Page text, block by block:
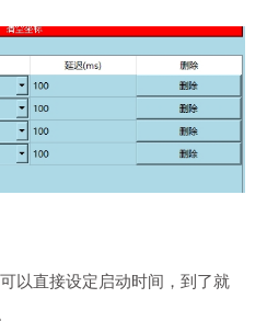
可以直接设定启动时间，到了就